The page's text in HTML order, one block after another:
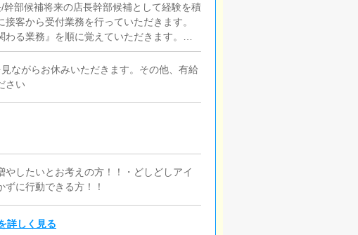
部候補将来の店長幹部候補として経験を積
客から受付業務を行っていただきます。
る業務』を順に覚えていただきます。早
任せします。 ■対面接客・受付業務お客様
きます。予約の確認や、会計作業、注意
輩スタッフに付いて業務内容を見ながら
がる施策の提案を行っていただきます。
ただきます。 ■PC更新業務ヘブンネット
ただきます。キャストの出勤情報やイベン
すだけや、ブログの更新時に簡単に文字
ながらお休みいただきます。その他、有給
さい
やしたいとお考えの方！！・どしどしアイ
に行動できる方！！
詳しく見る